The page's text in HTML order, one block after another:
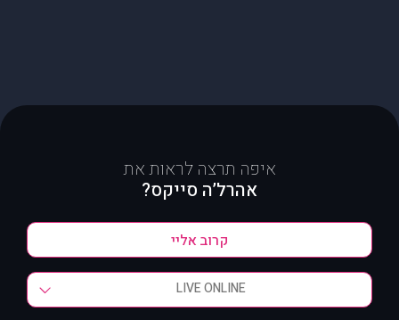
איפה תרצה לראות את
אהרל’ה סייקס?
LIVE ONLINE